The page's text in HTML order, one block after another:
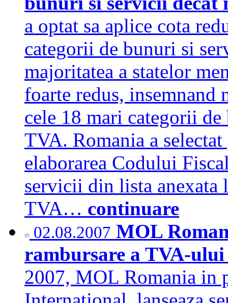
a optat sa aplice cota
categorii de bunuri si
majoritatea a statelor
foarte redus, insemnand
cele 18 mari categorii
TVA. Romania a
elaborarea Codului
servicii din lista anexata
TVA… continuare
02.08.2007 MOL
rambursare a TVA-
2007, MOL Romania in